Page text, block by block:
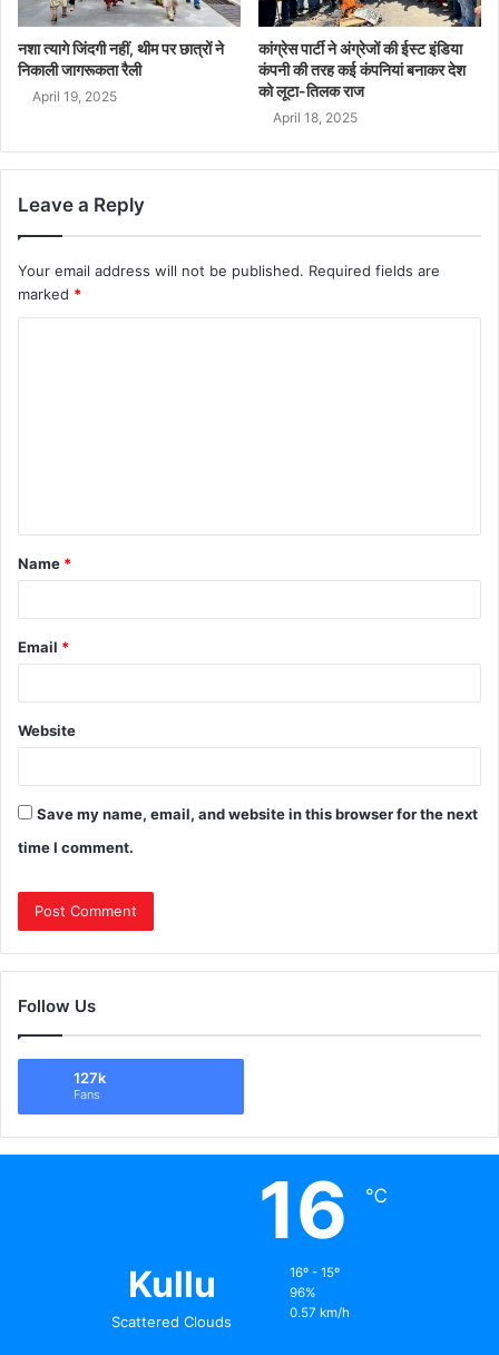
नशा त्यागे जिंदगी नहीं, थीम पर छात्रों ने
निकाली जागरूकता रैली
April 19, 2025
कांग्रेस पार्टी ने अंग्रेजों की ईस्ट इंडिया
कंपनी की तरह कई कंपनियां बनाकर देश
को लूटा-तिलक राज
April 18, 2025
Leave a Reply
Your email address will not be published. Required fields are
marked *
Name *
Email *
Website
Save my name, email, and website in this browser for the next
time I comment.
Follow Us
127k
Fans
Kullu
Scattered Clouds
16 ℃
16º - 15º
96%
0.57 km/h